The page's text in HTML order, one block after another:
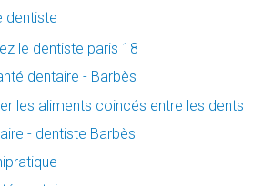
dentiste
le dentiste paris 18
dentaire - Barbès
les aliments coincés entre les dents
- dentiste Barbès